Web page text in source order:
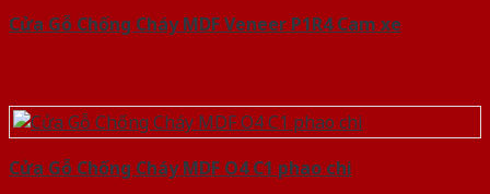
Cửa Gỗ Chống Cháy MDF Veneer P1R4 Cam xe
Cửa Gỗ Chống Cháy MDF O4 C1 phao chi